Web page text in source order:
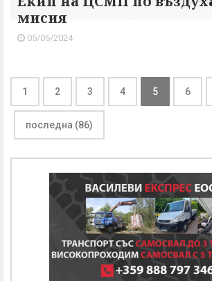
мисия
05/06/2024
1 2 3 4 5 6
последна (86)